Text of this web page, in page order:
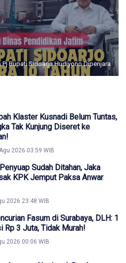
Pj Bupati Sidoarjo Hudiyono Dipenjara
Klaster Kusnadi Belum Tuntas,
Tak Kunjung Diseret ke
2026 03:59 WIB
Sudah Ditahan, Jaka
KPK Jemput Paksa Anwar
2026 23:48 WIB
Fasum di Surabaya, DLH: 1
Rp 3 Juta, Tidak Murah!
2026 00:06 WIB